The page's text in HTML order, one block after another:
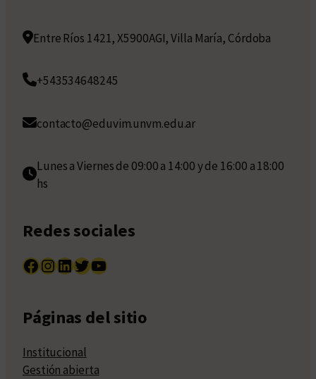
Entre Ríos 1421, X5900AGI, Villa María, Córdoba
+543534648245
contacto@eduvim.unvm.edu.ar
Lunes a Viernes de 09:00 a 14:00 y de 16:00 a 18:00
hs
Redes sociales
Facebook InstagramLinkedIn Twitter YouTube
Páginas del sitio
Institucional
Gestión abierta